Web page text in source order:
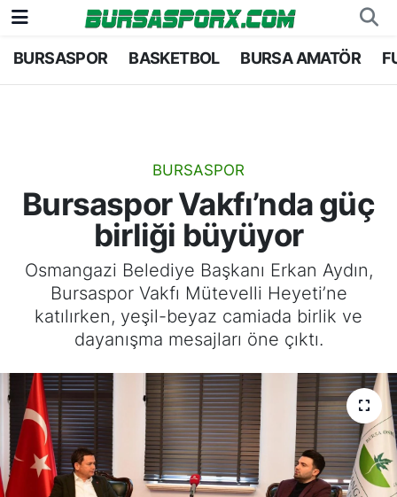
BURSASPOR BASKETBOL BURSA AMATÖR
BURSASPOR
Bursaspor Vakfı’nda güç
birliği büyüyor
Osmangazi Belediye Başkanı Erkan Aydın,
Bursaspor Vakfı Mütevelli Heyeti’ne
katılırken, yeşil-beyaz camiada birlik ve
dayanışma mesajları öne çıktı.
Bursaspor
Bursa Amatör
Hentbol
Voleybol
Genel
Bursa Nöbetçi Eczaneler
Bursa Trafik Yoğunluk Haritası
TFF 1.Lig Puan Durumu ve Fikstür
Tüm Manşetler
Son Dakika Haberleri
Haber Arşivi